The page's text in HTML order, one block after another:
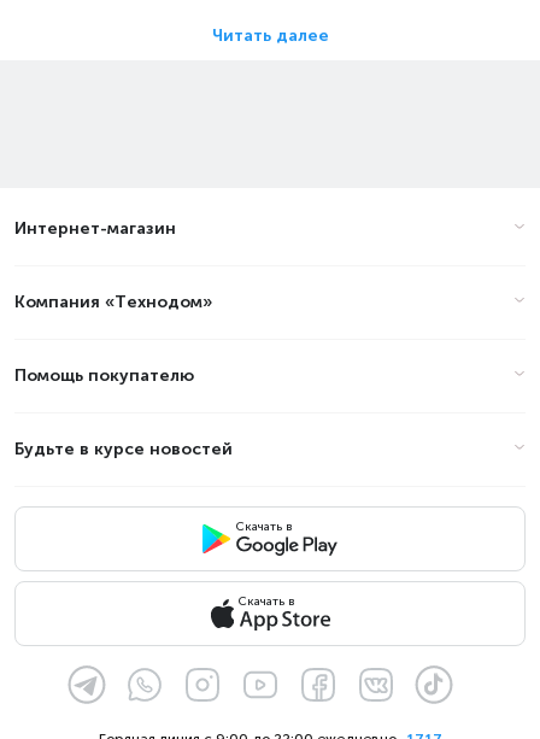
Цены на планшеты желтого цвета
2026)
Товар
Читать далее
Интернет-магазин
Компания «Технодом»
Помощь покупателю
Будьте в курсе новостей
Скачать в
Скачать в